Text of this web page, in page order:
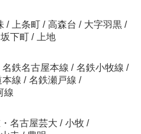
/ 上条町 / 高森台 / 大字羽黒 /
坂下町 /
上地
名鉄名古屋本線 / 名鉄小牧線 /
本線 / 名鉄瀬戸線 /
線
名古屋芸大 / 小牧 /